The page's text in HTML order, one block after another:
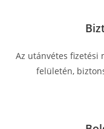
Az utánvétes fizetési
felületén,